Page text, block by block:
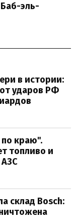
эль-
в истории:
ударов РФ
краю".
топливо и
АЗС
склад Bosch: